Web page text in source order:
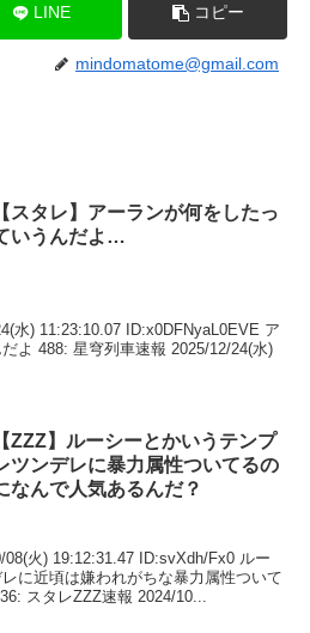
LINE コピー
mindomatome@gmail.com
【スタレ】アーランが何をしたっ
いうんだよ…
水) 11:23:10.07 ID:x0DFNyaL0EVE ア
よ 488: 星穹列車速報 2025/12/24(水)
【ZZZ】ルーシーとかいうテンプ
ツンデレに暴力属性ついてるの
なんで人気あるんだ？
火) 19:12:31.47 ID:svXdh/Fx0 ルー
に近頃は嫌われがちな暴力属性ついて
スタレZZZ速報 2024/10...